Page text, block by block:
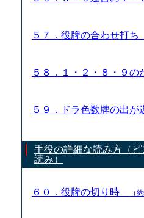
５７．役牌の合わせ打ち
５８．１・２・８・９
５９．ドラ色数牌の出
手役の詳細な読み方（
読み）
６０．役牌の切り時 （